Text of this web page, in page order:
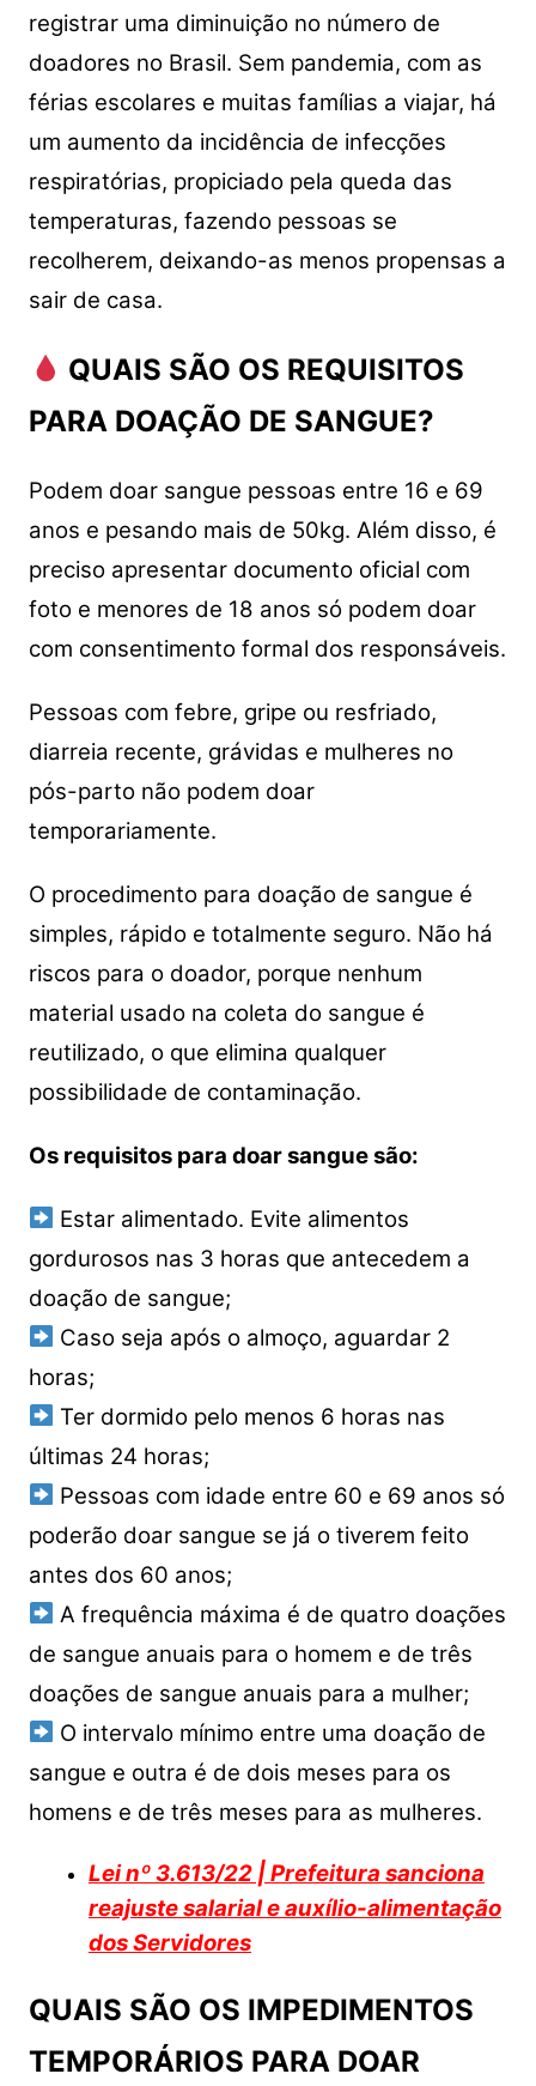
registrar uma diminuição no número de
doadores no Brasil. Sem pandemia, com as
férias escolares e muitas famílias a viajar, há
um aumento da incidência de infecções
respiratórias, propiciado pela queda das
temperaturas, fazendo pessoas se
recolherem, deixando-as menos propensas a
sair de casa.
QUAIS SÃO OS REQUISITOS
PARA DOAÇÃO DE SANGUE?
Podem doar sangue pessoas entre 16 e 69
anos e pesando mais de 50kg. Além disso, é
preciso apresentar documento oficial com
foto e menores de 18 anos só podem doar
com consentimento formal dos responsáveis.
Pessoas com febre, gripe ou resfriado,
diarreia recente, grávidas e mulheres no
pós-parto não podem doar
temporariamente.
O procedimento para doação de sangue é
simples, rápido e totalmente seguro. Não há
riscos para o doador, porque nenhum
material usado na coleta do sangue é
reutilizado, o que elimina qualquer
possibilidade de contaminação.
Os requisitos para doar sangue são:
Estar alimentado. Evite alimentos
gordurosos nas 3 horas que antecedem a
doação de sangue;
Caso seja após o almoço, aguardar 2
horas;
Ter dormido pelo menos 6 horas nas
últimas 24 horas;
Pessoas com idade entre 60 e 69 anos só
poderão doar sangue se já o tiverem feito
antes dos 60 anos;
A frequência máxima é de quatro doações
de sangue anuais para o homem e de três
doações de sangue anuais para a mulher;
O intervalo mínimo entre uma doação de
sangue e outra é de dois meses para os
homens e de três meses para as mulheres.
Lei nº 3.613/22 | Prefeitura sanciona
reajuste salarial e auxílio-alimentação
dos Servidores
QUAIS SÃO OS IMPEDIMENTOS
TEMPORÁRIOS PARA DOAR